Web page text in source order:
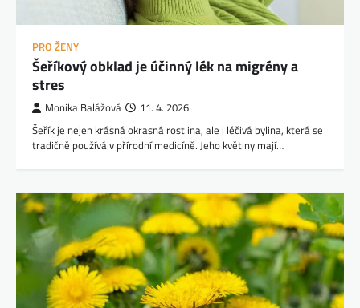
PRO ŽENY
Šeříkový obklad je účinný lék na migrény a
stres
Monika Balážová 11. 4. 2026
Šeřík je nejen krásná okrasná rostlina, ale i léčivá bylina, která se
tradičně používá v přírodní medicíně. Jeho květiny mají…